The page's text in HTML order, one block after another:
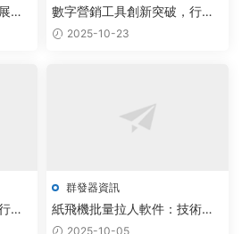
新
數字營銷工具創新突破，行業
迎來發展新機遇
2025-10-23
業
群發器資訊
紙飛機批量拉人軟件：技術創
新引領社交營銷新浪潮
2025-10-05